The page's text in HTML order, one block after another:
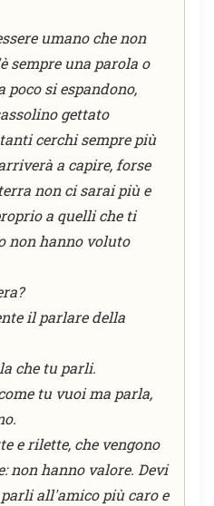
umano che non
sempre una parola o
poco si espandono,
gettato
cerchi sempre più
a capire, forse
non ci sarai più e
a quelli che ti
non hanno voluto
il parlare della
che tu parli.
tu vuoi ma parla,
e rilette, che vengono
non hanno valore. Devi
all'amico più caro e